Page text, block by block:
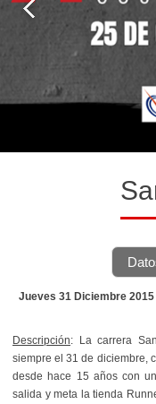
Jueves 31 Diciembre 2015
Descripción: La carrera
siempre el 31 de diciembre,
desde hace 15 años con
salida y meta la tienda